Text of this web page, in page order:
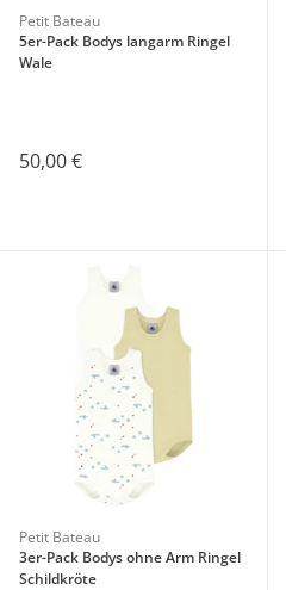
Petit Bateau
5er-Pack Bodys langarm Ringel
Wale
50,00 €
Petit Bateau
3er-Pack Bodys ohne Arm Ringel
Schildkröte